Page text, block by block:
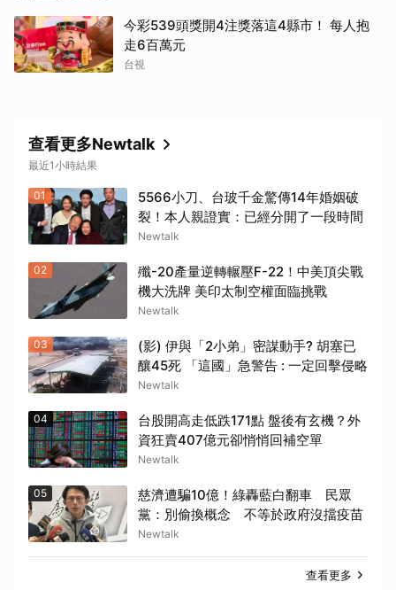
今彩539頭獎開4注獎落這4縣市！ 每人抱
走6百萬元
台視
查看更多Newtalk
最近1小時結果
01
5566小刀、台玻千金驚傳14年婚姻破
裂！本人親證實：已經分開了一段時間
Newtalk
02
殲-20產量逆轉輾壓F-22！中美頂尖戰
機大洗牌 美印太制空權面臨挑戰
Newtalk
03
(影) 伊與「2小弟」密謀動手? 胡塞已
釀45死 「這國」急警告 : 一定回擊侵略
Newtalk
04
台股開高走低跌171點 盤後有玄機？外
資狂賣407億元卻悄悄回補空單
Newtalk
05
慈濟遭騙10億！綠轟藍白翻車 民眾
黨：別偷換概念 不等於政府沒擋疫苗
Newtalk
查看更多